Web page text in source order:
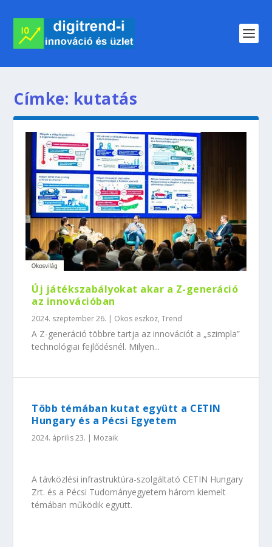
Címke: kutatás
Új játékszabályokat akar a Z-generáció
az innovációban
2024. szeptember 26. | Okos eszköz,Trend
A Z-generáció többre tartja az innovációt a „szimpla”
technológiai fejlődésnél. Milyen...
Több témában kutat együtt a CETIN
Hungary és a Pécsi Egyetem
2024. április 23. | Mozaik
A távközlési infrastruktúra-szolgáltató CETIN Hungary
Zrt. és a Pécsi Tudományegyetem három kiemelt
témában működik együtt.